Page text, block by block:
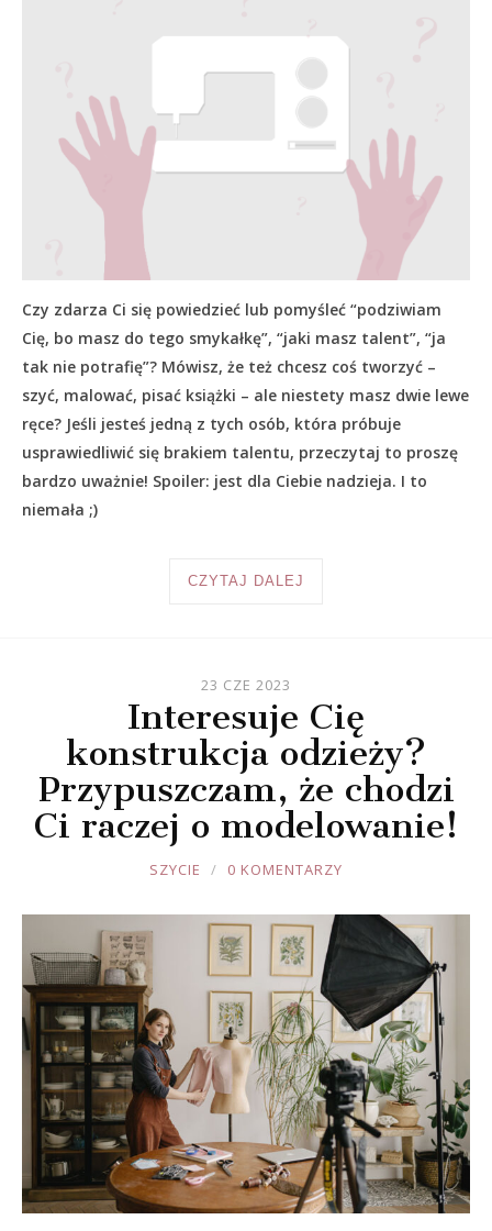
Czy zdarza Ci się powiedzieć lub pomyśleć “podziwiam
Cię, bo masz do tego smykałkę”, “jaki masz talent”, “ja
tak nie potrafię”? Mówisz, że też chcesz coś tworzyć –
szyć, malować, pisać książki – ale niestety masz dwie lewe
ręce? Jeśli jesteś jedną z tych osób, która próbuje
usprawiedliwić się brakiem talentu, przeczytaj to proszę
bardzo uważnie! Spoiler: jest dla Ciebie nadzieja. I to
niemała ;)
CZYTAJ DALEJ
23 CZE 2023
Interesuje Cię
konstrukcja odzieży?
Przypuszczam, że chodzi
Ci raczej o modelowanie!
JOULE
SZYCIE 0 KOMENTARZY